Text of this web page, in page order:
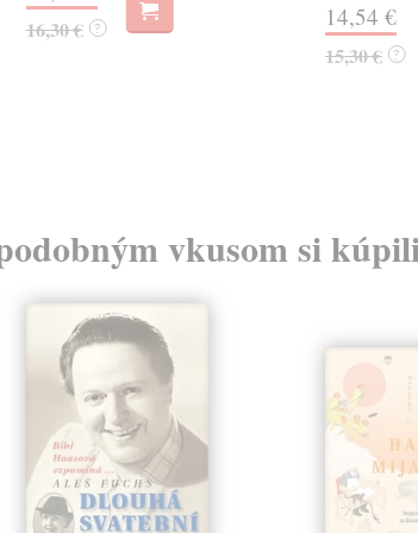
16,30 € ? 14,54 €
15,30 € ?
vkusom si